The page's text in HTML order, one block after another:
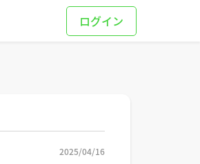
2025/04/16